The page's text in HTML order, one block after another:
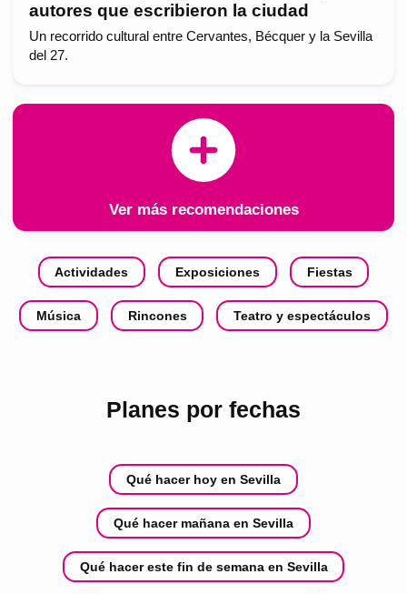
autores que escribieron la ciudad
Un recorrido cultural entre Cervantes, Bécquer y la Sevilla
del 27.
Ver más recomendaciones
Actividades Exposiciones Fiestas
Música Rincones Teatro y espectáculos
Planes por fechas
Qué hacer hoy en Sevilla
Qué hacer mañana en Sevilla
Qué hacer este fin de semana en Sevilla